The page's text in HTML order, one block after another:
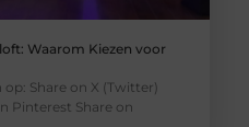
Waarom Kiezen voor
Share on X (Twitter)
Pinterest Share on